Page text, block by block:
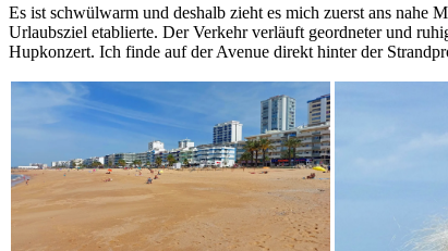
Es ist schwülwarm und deshalb zieht es mich zuerst ans nahe
Urlaubsziel etablierte. Der Verkehr verläuft geordneter und
Hupkonzert. Ich finde auf der Avenue direkt hinter der